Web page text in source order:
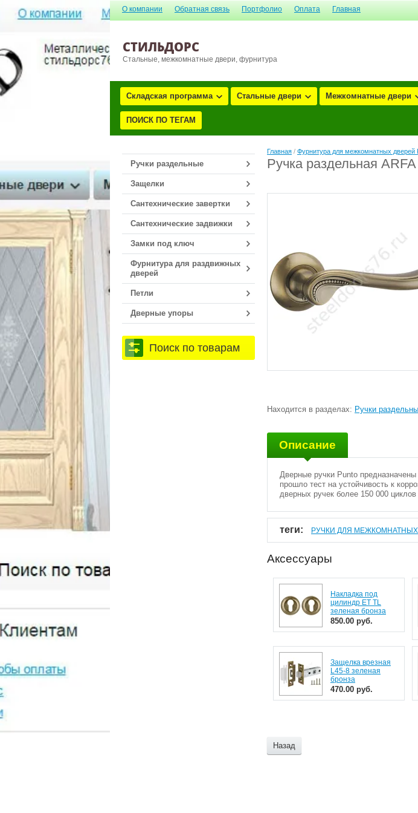
О компании Обратная связь Портфолио Оплата Главная
СТИЛЬДОРС
Стальные, межкомнатные двери, фурнитура
Складская программа Стальные двери Межкомнатные двери
ПОИСК ПО ТЕГАМ
Ручки раздельные
Защелки
Сантехнические завертки
Сантехнические задвижки
Замки под ключ
Фурнитура для раздвижных
дверей
Петли
Дверные упоры
Поиск по товарам
Главная / Фурнитура для межкомнатных дверей
Ручка раздельная
Находится в разделах: Ручки
Описание
Дверные ручки Punto
прошло тест на устойчивость к
дверных ручек более 150 000 циклов
теги: РУЧКИ ДЛЯ
Аксессуары
Накладка под
цилиндр ET TL
зеленая бронза
850.00 руб.
Защелка врезная
L45-8 зеленая
бронза
470.00 руб.
Назад